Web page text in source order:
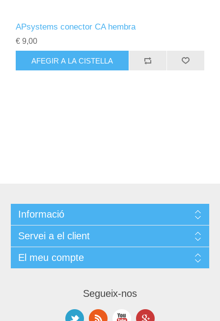
APsystems conector CA hembra
€ 9,00
Informació
Servei a el client
El meu compte
Segueix-nos